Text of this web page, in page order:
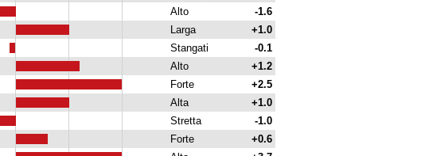
Alto
-1.6
Larga
+1.0
Stangati
-0.1
Alto
+1.2
Forte
+2.5
Alta
+1.0
Stretta
-1.0
Forte
+0.6